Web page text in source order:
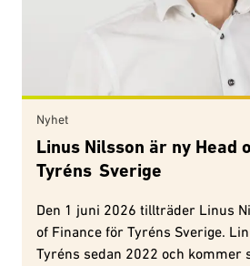
Nyhet
Linus Nilsson är ny Head
Tyréns Sverige
Den 1 juni 2026 tillträder Linus
of Finance för Tyréns Sverige.
Tyréns sedan 2022 och kommer